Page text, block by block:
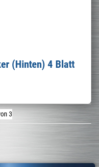
(Hinten) 4 Blatt
3